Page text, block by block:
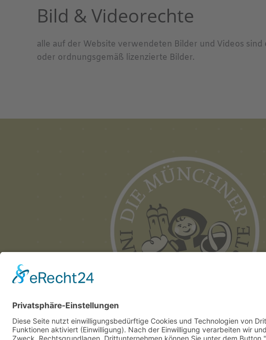
Bild & Videorechte
alle auf der Website verwendeten Bilder und Videos
oder ordnungsgemäß lizenzierte Bilder.